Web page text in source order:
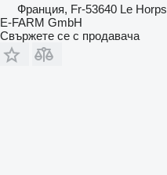
Франция, Fr-53640 Le Horps
E-FARM GmbH
Свържете се с продавача